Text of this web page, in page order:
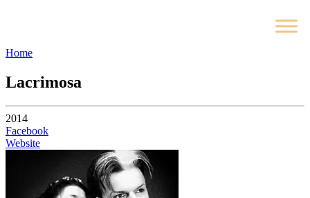
Home
Lacrimosa
2014
Facebook
Website